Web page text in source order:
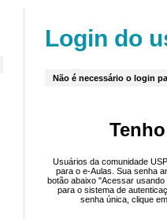
Login do
Não é necessário o login
Usuários da comunidade
para o e-Aulas. Sua senha
botão abaixo "Acessar
para o sistema de
senha única, clique